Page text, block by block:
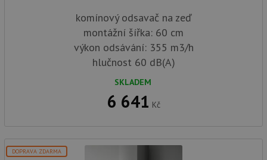
komínový odsavač na zeď
montážní šířka: 60 cm
výkon odsávání: 355 m3/h
hlučnost 60 dB(A)
SKLADEM
6 641 Kč
DOPRAVA ZDARMA